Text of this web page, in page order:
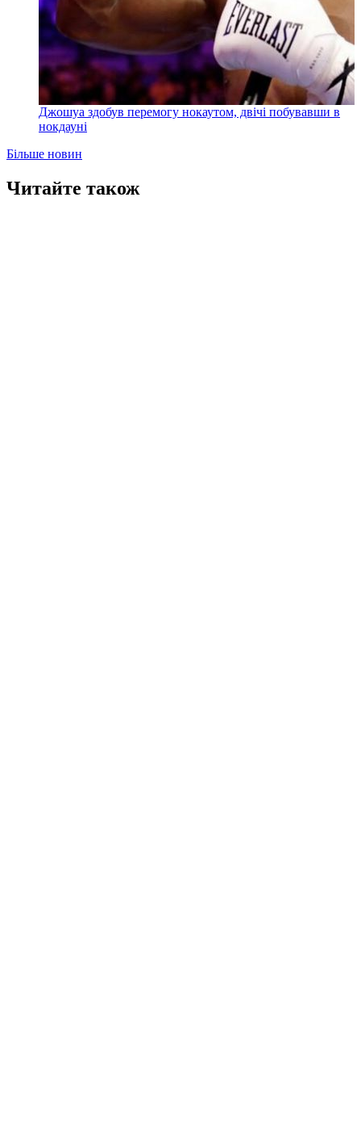
Джошуа здобув перемогу нокаутом, двічі побувавши в
нокдауні
Більше новин
Читайте також